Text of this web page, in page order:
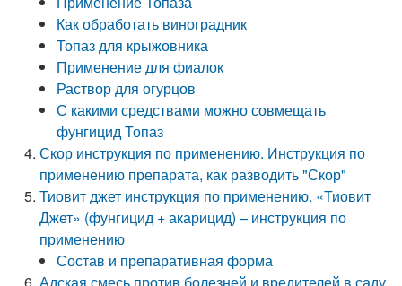
Как обработать виноградник
Топаз для крыжовника
Применение для фиалок
Раствор для огурцов
С какими средствами можно совмещать
фунгицид Топаз
Скор инструкция по применению. Инструкция по
применению препарата, как разводить "Скор"
Тиовит джет инструкция по применению. «Тиовит
Джет» (фунгицид + акарицид) – инструкция по
применению
Состав и препаративная форма